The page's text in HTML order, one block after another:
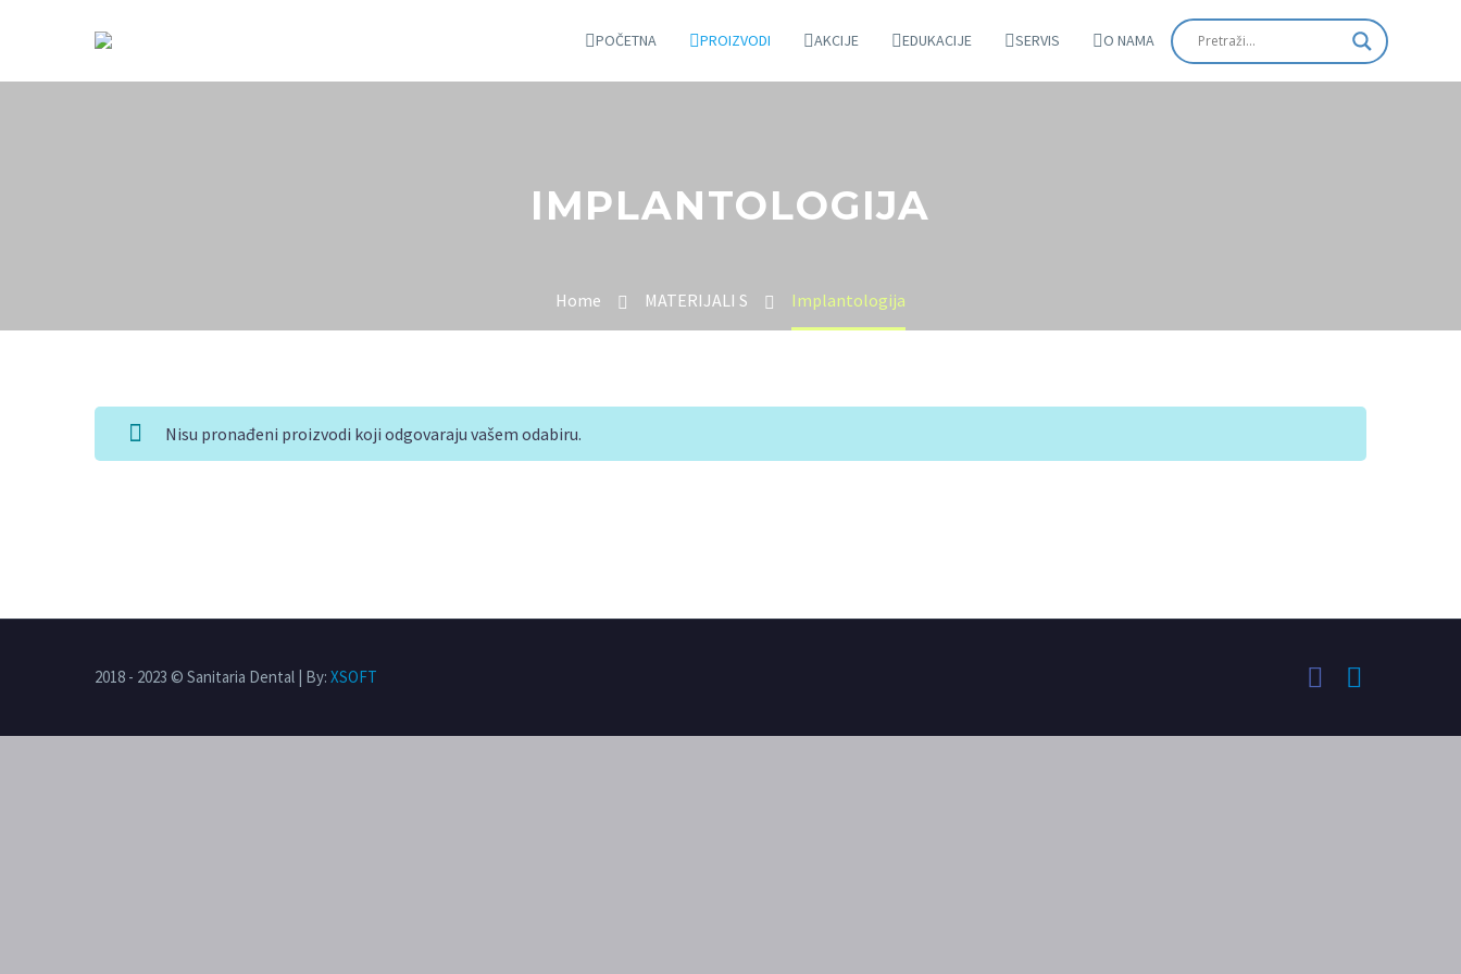
POČETNA PROIZVODI AKCIJE EDUKACIJE SERVIS O NAMA
IMPLANTOLOGIJA
Home MATERIJALI S Implantologija
Nisu pronađeni proizvodi koji odgovaraju vašem odabiru.
2018 - 2023 © Sanitaria Dental | By: XSOFT